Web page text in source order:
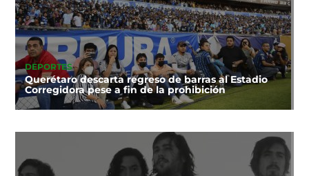
DEPORTES
Querétaro descarta regreso de barras al Estadio
Corregidora pese a fin de la prohibición